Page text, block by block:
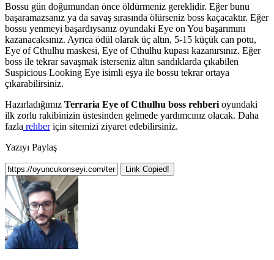
Bossu gün doğumundan önce öldürmeniz gereklidir. Eğer bunu
başaramazsanız ya da savaş sırasında ölürseniz boss kaçacaktır. Eğer
bossu yenmeyi başardıysanız oyundaki Eye on You başarımını
kazanacaksınız. Ayrıca ödül olarak üç altın, 5-15 küçük can potu,
Eye of Cthulhu maskesi, Eye of Cthulhu kupası kazanırsınız. Eğer
boss ile tekrar savaşmak isterseniz altın sandıklarda çıkabilen
Suspicious Looking Eye isimli eşya ile bossu tekrar ortaya
çıkarabilirsiniz.
Hazırladığımız Terraria Eye of Cthulhu boss rehberi oyundaki
ilk zorlu rakibinizin üstesinden gelmede yardımcınız olacak. Daha
fazla rehberiçin sitemizi ziyaret edebilirsiniz.
Yazıyı Paylaş
Link Copied!